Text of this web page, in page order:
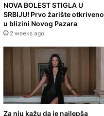
NOVA BOLEST STIGLA U
SRBIJU! Prvo žarište otkriveno
u blizini Novog Pazara
2 weeks ago
Za nju kažu da je najlepša